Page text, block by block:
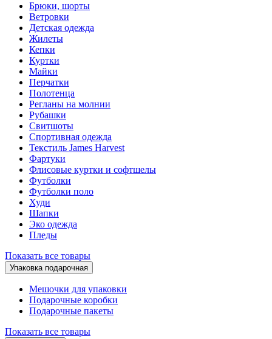
Брюки, шорты
Ветровки
Детская одежда
Жилеты
Кепки
Куртки
Майки
Перчатки
Полотенца
Регланы на молнии
Рубашки
Свитшоты
Спортивная одежда
Текстиль James Harvest
Фартуки
Флисовые куртки и софтшелы
Футболки
Футболки поло
Худи
Шапки
Эко одежда
Пледы
Показать все товары
Упаковка подарочная
Мешочки для упаковки
Подарочные коробки
Подарочные пакеты
Показать все товары